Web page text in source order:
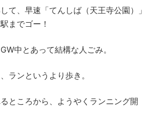
て、早速「てんしば（天王寺公園）」
までゴー！
中とあって結構な人ごみ。
ランというより歩き。
ところから、ようやくランニング開